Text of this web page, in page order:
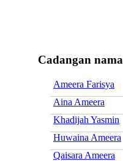
Cadangan
Ameera Farisya
Aina Ameera
Khadijah Yasmin
Huwaina Ameera
Qaisara Ameera